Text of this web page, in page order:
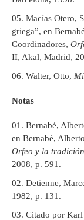
Macías Otero,
griega”, en
Coordinadores,
II, Akal, Madrid,
Walter, Otto,
Notas
Bernabé,
en Bernabé,
Orfeo y la
2008, p. 591.
Detienne,
1982, p. 131.
Citado por